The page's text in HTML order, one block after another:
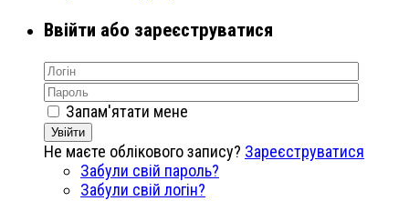
Ввійти або зареєструватися
Запам'ятати мене
Увійти
Не маєте облікового запису? Зареєструватися
Забули свій пароль?
Забули свій логін?